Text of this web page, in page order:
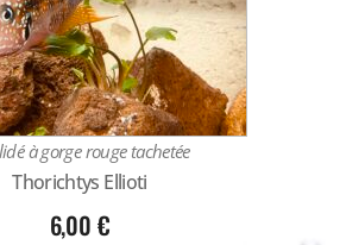
à gorge rouge tachetée
Thorichtys Ellioti
6,00 €